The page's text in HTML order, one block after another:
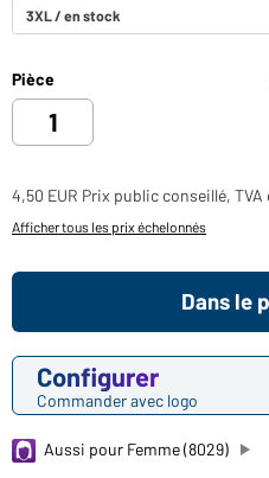
Pièce
4,50 EUR Prix public conseillé,
Afficher tous les prix échelonnés
Configurer
Commander avec logo
Dans le
Aussi pour Femme (8029)